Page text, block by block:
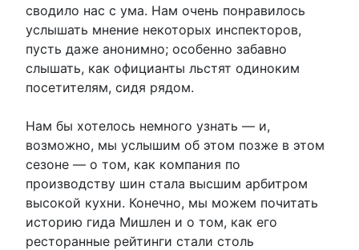
сводило нас с ума. Нам очень понравилось
услышать мнение некоторых инспекторов,
пусть даже анонимно; особенно забавно
слышать, как официанты льстят одиноким
посетителям, сидя рядом.
Нам бы хотелось немного узнать — и,
возможно, мы услышим об этом позже в этом
сезоне — о том, как компания по
производству шин стала высшим арбитром
высокой кухни. Конечно, мы можем почитать
историю гида Мишлен и о том, как его
ресторанные рейтинги стали столь